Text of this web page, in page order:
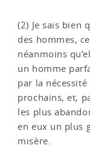
(2) Je sais bien
des hommes,
néanmoins
un homme
par la nécessité
prochains, et,
les plus
en eux un plus
misère.